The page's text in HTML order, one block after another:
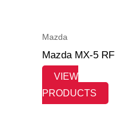
Mazda
Mazda MX-5 RF
VIEW
PRODUCTS